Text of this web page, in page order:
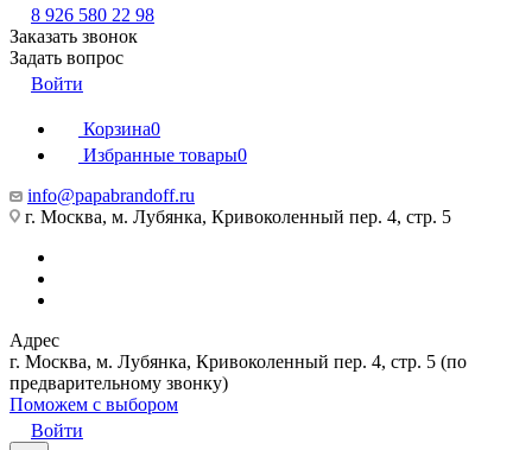
8 926 580 22 98
Заказать звонок
Задать вопрос
Войти
Корзина0
Избранные товары0
info@papabrandoff.ru
г. Москва, м. Лубянка, Кривоколенный пер. 4, стр. 5
Адрес
г. Москва, м. Лубянка, Кривоколенный пер. 4, стр. 5 (по
предварительному звонку)
Поможем с выбором
Войти